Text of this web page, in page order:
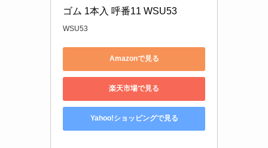
ゴム 1本入 呼番11 WSU53
WSU53
Amazonで見る
楽天市場で見る
Yahoo!ショッピングで見る